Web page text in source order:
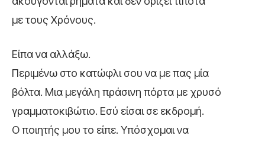
με τους Χρόνους.
Είπα να αλλάξω.
Περιμένω στο κατώφλι σου να με πας μία
βόλτα. Μια μεγάλη πράσινη πόρτα με χρυσό
γραμματοκιβώτιο. Εσύ είσαι σε εκδρομή.
Ο ποιητής μου το είπε. Υπόσχομαι να